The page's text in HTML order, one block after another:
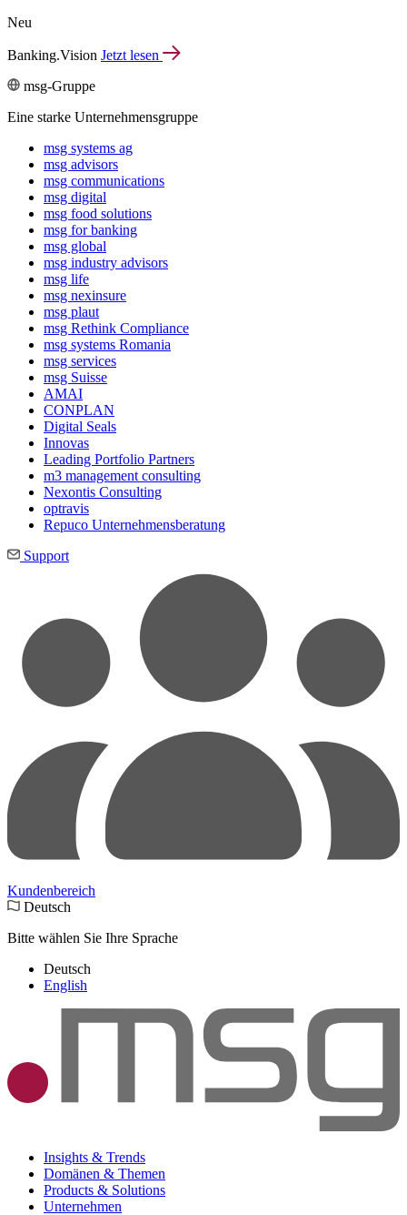
Neu
Banking.Vision Jetzt lesen
msg-Gruppe
Eine starke Unternehmensgruppe
msg systems ag
msg advisors
msg commu­ni­ca­tions
msg digital
msg food solutions
msg for banking
msg global
msg industry advisors
msg life
msg nexinsure
msg plaut
msg Rethink Compli­ance
msg systems Romania
msg services
msg Suisse
AMAI
CONPLAN
Digital Seals
Innovas
Leading Port­folio Partners
m3 manage­ment consul­ting
Nexontis Consulting
optravis
Repuco Unternehmensberatung
Support
Kundenbereich
Deutsch
Bitte wählen Sie Ihre Sprache
Deutsch
English
Insights & Trends
Domänen & Themen
Products & Solutions
Unternehmen